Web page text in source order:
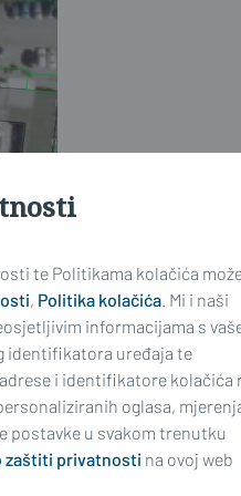
te Politikama kolačića
, Politika kolačića . Mi i naši
informacijama s
identifikatora uređaja te
i identifikatore kolačića
oglasa,
postavke u svakom trenutku
zaštiti privatnosti na ovoj web